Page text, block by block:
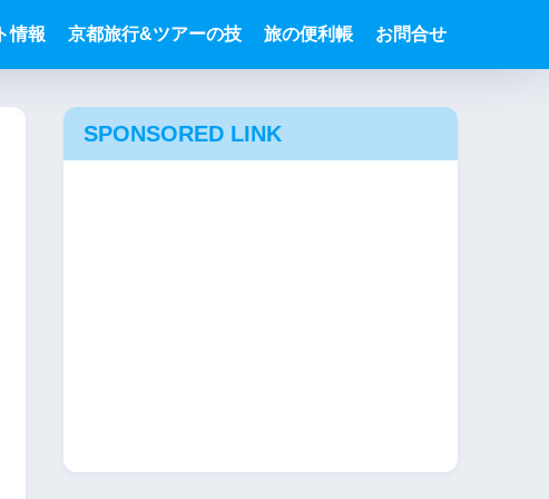
情報 京都旅行&ツアーの技 旅の便利帳 お問合せ
SPONSORED LINK